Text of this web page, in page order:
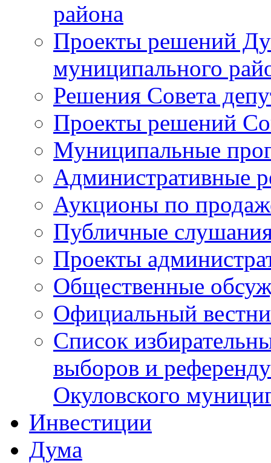
района
Проекты решений
муниципального
Решения Совета
Проекты решений
Муниципальные
Административные
Аукционы по
Публичные
Проекты
Общественные
Официальный
Список
выборов и
Окуловского
Инвестиции
Дума